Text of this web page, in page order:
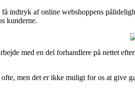
indtryk af online webshoppens
kunderne.
med en del forhandlere på nettet
men det er ikke muligt for os at give